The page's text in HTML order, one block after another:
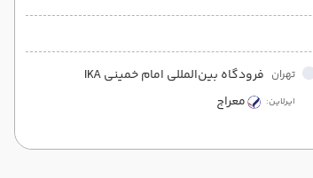
تهران فرودگاه بین‌المللی امام خمینی IKA
ایرلاین: معراج